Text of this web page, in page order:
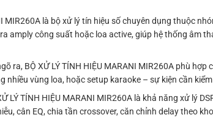
MIR260A là bộ xử lý tín hiệu số chuyên dụng thuộc
amply công suất hoặc loa active, giúp hệ thống âm
ra, BỘ XỬ LÝ TÍNH HIỆU MARANI MIR260A phù
nhiều vùng loa, hoặc setup karaoke – sự kiện cần
LÝ TÍNH HIỆU MARANI MIR260A là khả năng xử lý
cân EQ, chia tần crossover, căn chỉnh delay theo